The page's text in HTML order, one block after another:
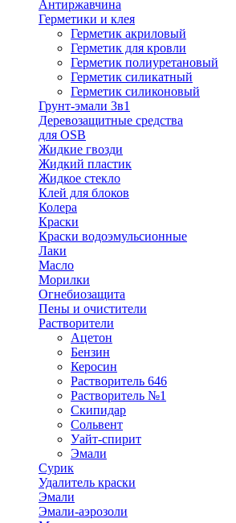
Антиржавчина
Герметики и клея
Герметик акриловый
Герметик для кровли
Герметик полиуретановый
Герметик силикатный
Герметик силиконовый
Грунт-эмали 3в1
Деревозащитные средства
для OSB
Жидкие гвозди
Жидкий пластик
Жидкое стекло
Клей для блоков
Колера
Краски
Краски водоэмульсионные
Лаки
Масло
Морилки
Огнебиозащита
Пены и очистители
Растворители
Ацетон
Бензин
Керосин
Растворитель 646
Растворитель №1
Скипидар
Сольвент
Уайт-спирит
Эмали
Сурик
Удалитель краски
Эмали
Эмали-аэрозоли